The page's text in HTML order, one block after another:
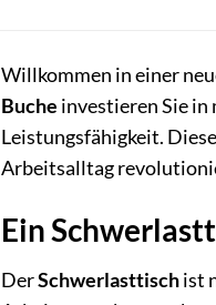
Willkommen in einer
Buche investieren Sie in
Leistungsfähigkeit.
Arbeitsalltag
Ein
DerSchwerlasttischist